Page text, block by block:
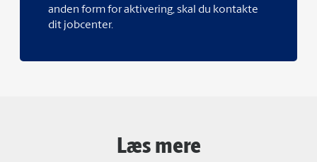
anden form for aktivering, skal du kontakte
dit jobcenter.
Læs mere